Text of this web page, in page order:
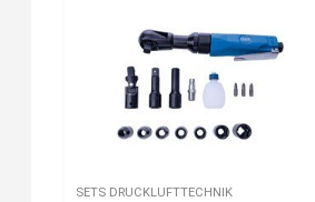
SETS DRUCKLUFTTECHNIK